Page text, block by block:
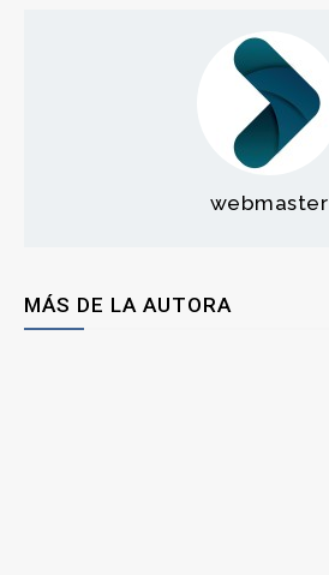
webmaster
MÁS DE LA AUTORA